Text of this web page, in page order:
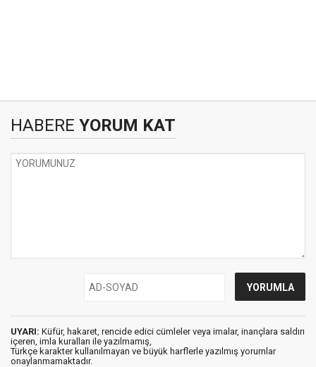
HABERE YORUM KAT
UYARI: Küfür, hakaret, rencide edici cümleler veya imalar, inançlara saldırı
içeren, imla kuralları ile yazılmamış,
Türkçe karakter kullanılmayan ve büyük harflerle yazılmış yorumlar
onaylanmamaktadır.